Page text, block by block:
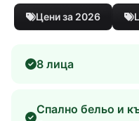
Цени за 2026
8 лица
Спално бельо и